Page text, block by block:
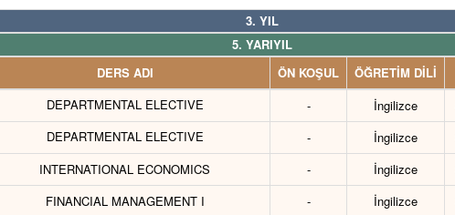
3. YIL
5. YARIYIL
DERS ADI ÖN KOŞUL ÖĞRETİM DİLİ
DEPARTMENTAL ELECTIVE - İngilizce
DEPARTMENTAL ELECTIVE - İngilizce
INTERNATIONAL ECONOMICS - İngilizce
FINANCIAL MANAGEMENT I - İngilizce